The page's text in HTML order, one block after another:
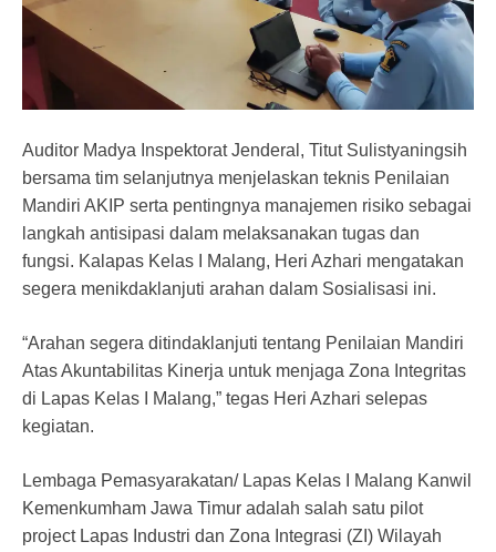
Auditor Madya Inspektorat Jenderal, Titut Sulistyaningsih
bersama tim selanjutnya menjelaskan teknis Penilaian
Mandiri AKIP serta pentingnya manajemen risiko sebagai
langkah antisipasi dalam melaksanakan tugas dan
fungsi. Kalapas Kelas I Malang, Heri Azhari mengatakan
segera menikdaklanjuti arahan dalam Sosialisasi ini.
“Arahan segera ditindaklanjuti tentang Penilaian Mandiri
Atas Akuntabilitas Kinerja untuk menjaga Zona Integritas
di Lapas Kelas I Malang,” tegas Heri Azhari selepas
kegiatan.
Lembaga Pemasyarakatan/ Lapas Kelas I Malang Kanwil
Kemenkumham Jawa Timur adalah salah satu pilot
project Lapas Industri dan Zona Integrasi (ZI) Wilayah